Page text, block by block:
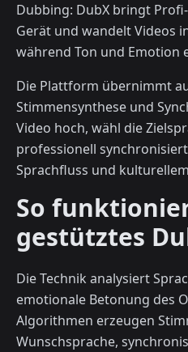
Dubbing: DubX bringt
Gerät und wandelt Videos
während Ton und Emotion
Die Plattform übernimmt
Stimmensynthese und
Video hoch, wähl die
professionell
Sprachfluss und
So
gestütztes
Die Technik analysiert
emotionale Betonung des
Algorithmen erzeugen
Wunschsprache,